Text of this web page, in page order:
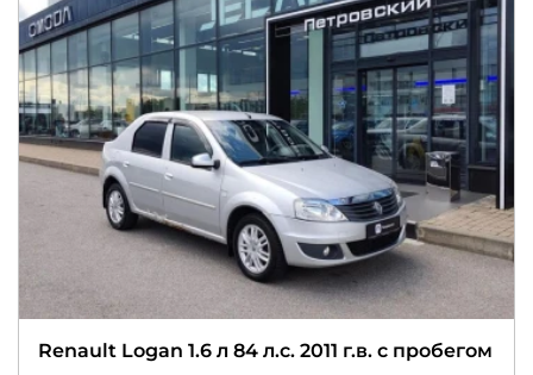
Renault Logan 1.6 л 84 л.с. 2011 г.в. с пробегом